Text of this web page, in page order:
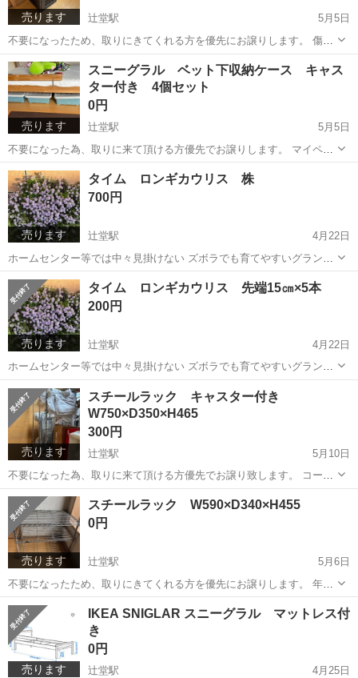
売ります 辻堂駅
5月5日
不要になったため、取りにきてくれる方を優先にお譲りします。 傷や
カケてる箇所があります。 中古品としてご理解の上、検討願います。
神奈川 藤沢市 辻堂駅 アジアン
売ります
スニーグラル ベット下収納ケース キャス
ター付き 4個セット
0円
辻堂駅
5月5日
不要になった為、取りに来て頂ける方優先でお譲りします。 マイペッ
トで拭いた所、一組、蓋の割れとキャスターが無いです。キャスター
は百均で売っているのをみかけました。 IKEA SNIGLAR スニーグラル
の下に4個ピッ...
神奈川 藤沢市 辻堂駅 収納家具 キャスター
売ります
タイム ロンギカウリス 株
700円
辻堂駅
4月22日
ホームセンター等では中々見掛けない ズボラでも育てやすいグランド
カバーに最適な品種です。 広がって地面に根を伸ばした箇所を直径20
㎝程度のサイズにカットしてお渡しするので苗より根付きやすく強い
です。 小さくほぐ...
神奈川 藤沢市 辻堂駅 その他
売ります
タイム ロンギカウリス 先端15㎝×5本
200円
辻堂駅
4月22日
ホームセンター等では中々見掛けない ズボラでも育てやすいグランド
カバーに最適な品種です。 先端15㎝程度にカットしてお渡しします。
引き渡し直前にカットし湿らしたキッチンペーパーに包みジッパーの
袋に入れてお渡ししま...
神奈川 藤沢市 その他 グランドカバー
売ります
スチールラック キャスター付き
W750×D350×H465
300円
辻堂駅
5月10日
不要になった為、取りに来て頂ける方優先でお譲り致します。 コーテ
ィングされている為、サビは少ないです。 汚れや使用感がある為、ご
理解の上、検討願います。
神奈川 藤沢市 収納家具
売ります
スチールラック W590×D340×H455
0円
辻堂駅
5月6日
不要になったため、取りにきてくれる方を優先にお譲りします。 年季
の入った中古品です、錆び付いた箇所もあります。 汚れや使用感があ
る為、ご理解の上、検討願います。
神奈川 年季
売ります
IKEA SNIGLAR スニーグラル マットレス付
き
0円
辻堂駅
4月25日